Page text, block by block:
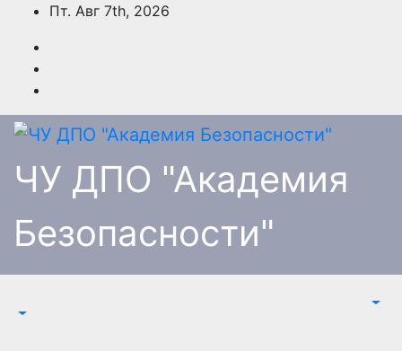
Перейти
содержимому
Пт. Авг 7th, 2026
ЧУ ДПО "Академия
Безопасности"